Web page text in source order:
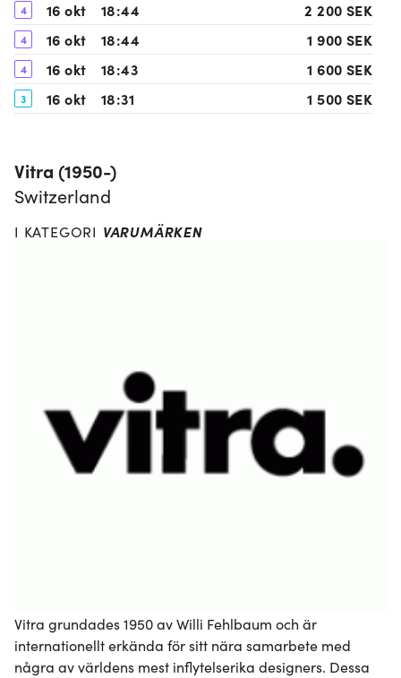
4 16 okt 18:44 2 200 SEK
4 16 okt 18:44 1 900 SEK
4 16 okt 18:43 1 600 SEK
3 16 okt 18:31 1 500 SEK
11 okt 21:35
Vitra (1950-)
Switzerland
I KATEGORI VARUMÄRKEN
Vitra grundades 1950 av Willi Fehlbaum och är
internationellt erkända för sitt nära samarbete med
några av världens mest inflytelserika designers. Dessa